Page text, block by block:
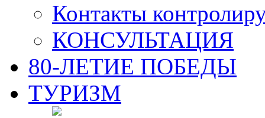
Контакты
КОНСУЛЬТАЦИЯ
80-ЛЕТИЕ ПОБЕДЫ
ТУРИЗМ